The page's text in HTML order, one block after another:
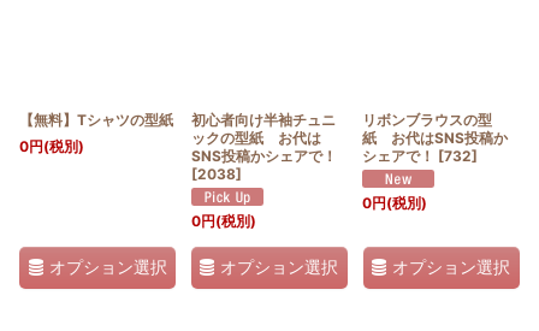
【無料】Tシャツの型紙
0円(税別)
オプション選択
初心者向け半袖チュニ
ックの型紙 お代は
SNS投稿かシェアで！
[2038]
0円(税別)
オプション選択
リボンブラウスの型
紙 お代はSNS投稿か
シェアで！ [732]
0円(税別)
オプション選択